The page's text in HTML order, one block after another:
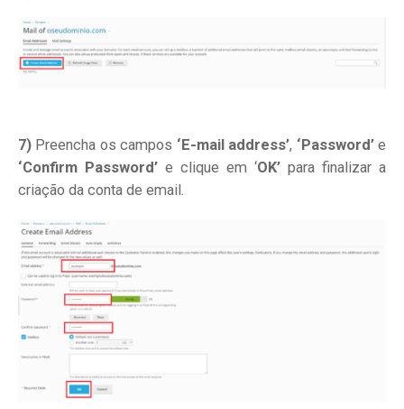
7) Preencha os campos ‘E-mail address’, ‘Password’e
‘Confirm Password’ e clique em ‘OK’ para finalizar a
criação da conta de email.